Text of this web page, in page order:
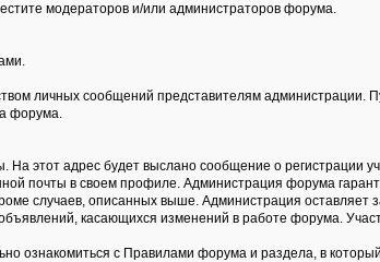
модераторов и/или администраторов форума.
личных сообщений представителям администрации.
форума.
этот адрес будет выслано сообщение о регистрации
почты в своем профиле. Администрация форума
случаев, описанных выше. Администрация оставляет
касающихся изменений в работе форума.
ознакомиться с Правилами форума и раздела, в